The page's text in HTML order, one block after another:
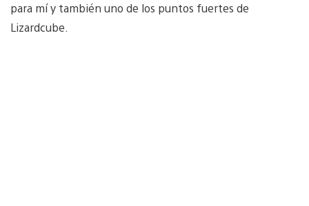
para mí y también uno de los puntos fuertes de
Lizardcube.